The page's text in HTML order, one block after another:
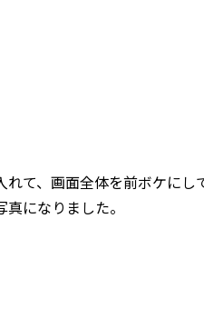
て、画面全体を前ボケにし
になりました。